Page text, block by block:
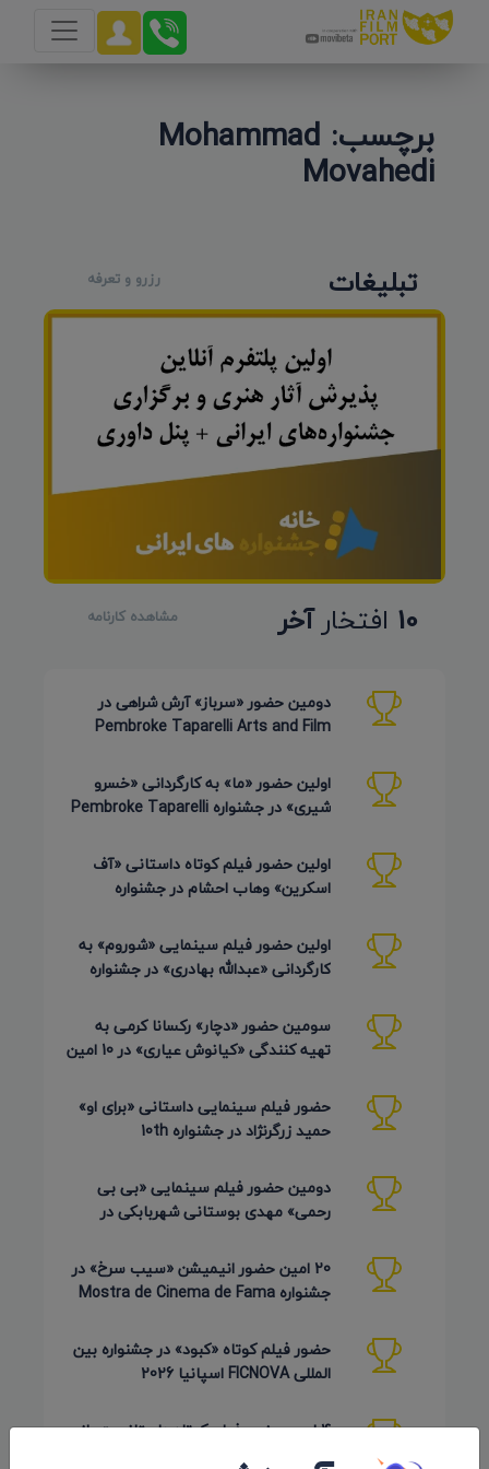
برچسب: Mohammad
Movahedi
تبلیغات رزرو و تعرفه
10 افتخارآخر مشاهده کارنامه
دومین حضور «سرباز» آرش شراهی در
Pembroke Taparelli Arts and Film
اولین حضور «ما» به کارگردانی «خسرو
شیری» در جشنواره Pembroke Taparelli
اولین حضور فیلم کوتاه داستانی «آف
اسکرین» وهاب احشام در جشنواره
اولین حضور فیلم سینمایی «شوروم» به
کارگردانی «عبدالله بهادری» در جشنواره
سومین حضور «دچار» رکسانا کرمی به
تهیه کنندگی «کیانوش عیاری» در 10 امین
حضور فیلم سینمایی داستانی «برای او»
حمید زرگرنژاد در جشنواره 10th
دومین حضور فیلم سینمایی «بی بی
رحمی» مهدی بوستانی شهربابکی در
20 امین حضور انیمیشن «سیب سرخ» در
جشنواره Mostra de Cinema de Fama
حضور فیلم کوتاه «کبود» در جشنواره بین
المللی FICNOVA اسپانیا 2026
4 امین حضور فیلم کوتاه داستانی «ساز
افغان» به کارگردانی و تهیه کنندگی «قیام